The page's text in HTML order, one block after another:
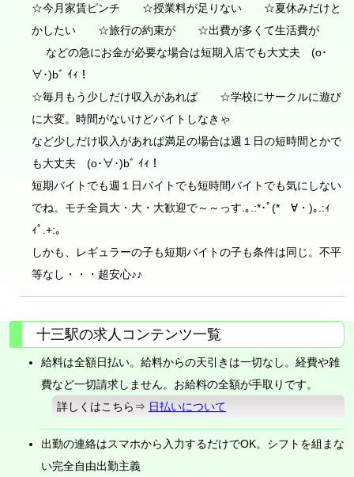
☆今月家賃ピンチ ☆授業料が足りない ☆夏休みだけと
かしたい ☆旅行の約束が ☆出費が多くて生活費が
などの急にお金が必要な場合は短期入店でも大丈夫 (o･
∀･)bﾞ ｲｨ！
☆毎月もう少しだけ収入があれば ☆学校にサークルに遊び
に大変。時間がないけどバイトしなきゃ
など少しだけ収入があれば満足の場合は週１日の短時間とかで
も大丈夫 (o･∀･)bﾞ ｲｨ！
短期バイトでも週１日バイトでも短時間バイトでも気にしない
でね。モチ全員大・大・大歓迎で～～っす.｡.:*･ﾟ(*ゝ∀・)｡.:ｨ
ｨﾟ.+:｡
しかも、レギュラーの子も短期バイトの子も条件は同じ。不平
等なし・・・超安心♪♪
十三駅の求人コンテンツ一覧
給料は全額日払い。給料からの天引きは一切なし。経費や雑
費など一切請求しません。お給料の全額が手取りです。
詳しくはこちら⇒ 日払いについて
出勤の連絡はスマホから入力するだけでOK。シフトを組まな
い完全自由出勤主義